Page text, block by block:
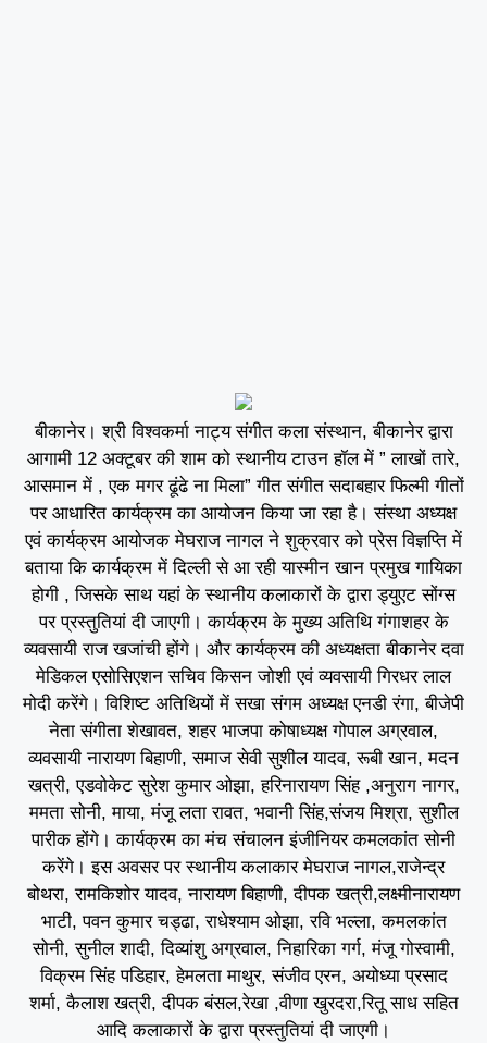
बीकानेर। श्री विश्वकर्मा नाट्य संगीत कला संस्थान, बीकानेर द्वारा
आगामी 12 अक्टूबर की शाम को स्थानीय टाउन हॉल में ” लाखों तारे,
आसमान में , एक मगर ढूंढे ना मिला” गीत संगीत सदाबहार फिल्मी गीतों
पर आधारित कार्यक्रम का आयोजन किया जा रहा है। संस्था अध्यक्ष
एवं कार्यक्रम आयोजक मेघराज नागल ने शुक्रवार को प्रेस विज्ञप्ति में
बताया कि कार्यक्रम में दिल्ली से आ रही यास्मीन खान प्रमुख गायिका
होगी , जिसके साथ यहां के स्थानीय कलाकारों के द्वारा ड्युएट सोंग्स
पर प्रस्तुतियां दी जाएगी। कार्यक्रम के मुख्य अतिथि गंगाशहर के
व्यवसायी राज खजांची होंगे। और कार्यक्रम की अध्यक्षता बीकानेर दवा
मेडिकल एसोसिएशन सचिव किसन जोशी एवं व्यवसायी गिरधर लाल
मोदी करेंगे। विशिष्ट अतिथियों में सखा संगम अध्यक्ष एनडी रंगा, बीजेपी
नेता संगीता शेखावत, शहर भाजपा कोषाध्यक्ष गोपाल अग्रवाल,
व्यवसायी नारायण बिहाणी, समाज सेवी सुशील यादव, रूबी खान, मदन
खत्री, एडवोकेट सुरेश कुमार ओझा, हरिनारायण सिंह ,अनुराग नागर,
ममता सोनी, माया, मंजू लता रावत, भवानी सिंह,संजय मिश्रा, सुशील
पारीक होंगे। कार्यक्रम का मंच संचालन इंजीनियर कमलकांत सोनी
करेंगे। इस अवसर पर स्थानीय कलाकार मेघराज नागल,राजेन्द्र
बोथरा, रामकिशोर यादव, नारायण बिहाणी, दीपक खत्री,लक्ष्मीनारायण
भाटी, पवन कुमार चड्ढा, राधेश्याम ओझा, रवि भल्ला, कमलकांत
सोनी, सुनील शादी, दिव्यांशु अग्रवाल, निहारिका गर्ग, मंजू गोस्वामी,
विक्रम सिंह पडिहार, हेमलता माथुर, संजीव एरन, अयोध्या प्रसाद
शर्मा, कैलाश खत्री, दीपक बंसल,रेखा ,वीणा खुरदरा,रितू साध सहित
आदि कलाकारों के द्वारा प्रस्तुतियां दी जाएगी।